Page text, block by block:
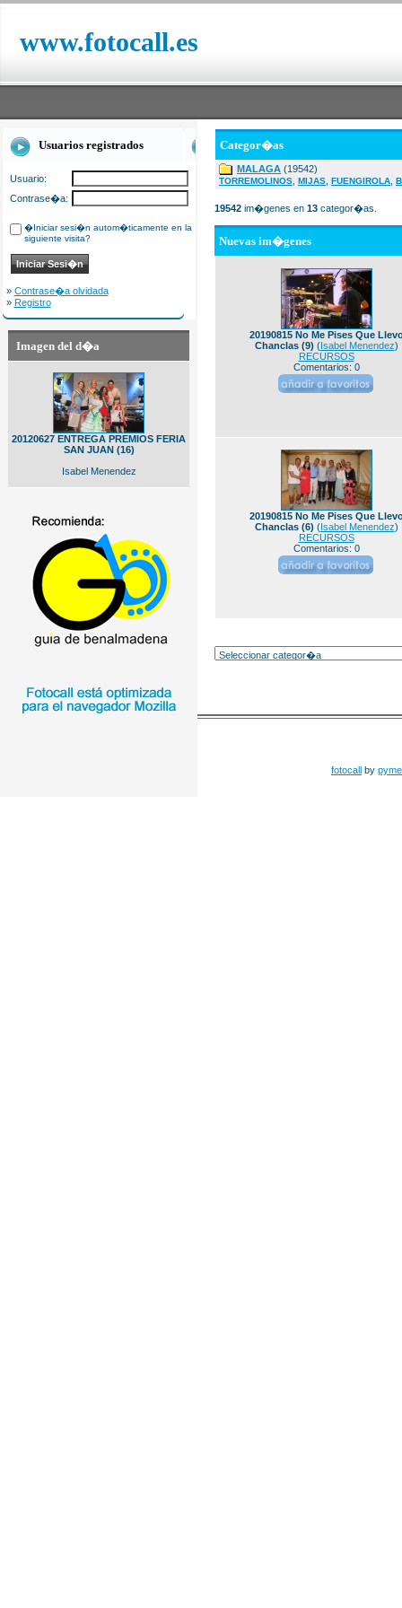
www.fotocall.es
Usuarios registrados
Usuario:
Contrase�a:
�Iniciar sesi�n autom�ticamente en la
siguiente visita?
» Contrase�a olvidada
» Registro
Imagen del d�a
20120627 ENTREGA PREMIOS FERIA
SAN JUAN (16)
Isabel Menendez
Categor�as
MALAGA (19542)
TORREMOLINOS MIJAS FUENGIROLA
19542 im�genes en 13 categor�as.
Nuevas im�genes
20190815 No Me Pises Que
Chanclas (9) (Isabel Menendez)
RECURSOS
Comentarios: 0
20190815 No Me Pises Que
Chanclas (6) (Isabel Menendez)
RECURSOS
Comentarios: 0
fotocall by